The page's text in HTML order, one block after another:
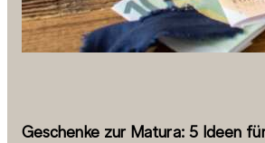
Geschenke zur Matura: 5 Ideen